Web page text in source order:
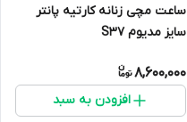
ساعت مچی زنانه کارتیه پانتر
سایز مدیوم S3۷
8,600,000
افزودن به سبد